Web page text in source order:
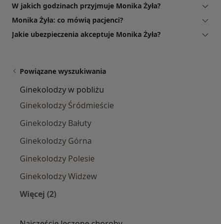
W jakich godzinach przyjmuje Monika Żyła?
Monika Żyła: co mówią pacjenci?
Jakie ubezpieczenia akceptuje Monika Żyła?
Powiązane wyszukiwania
Ginekolodzy w pobliżu
Ginekolodzy Śródmieście
Ginekolodzy Bałuty
Ginekolodzy Górna
Ginekolodzy Polesie
Ginekolodzy Widzew
Więcej (2)